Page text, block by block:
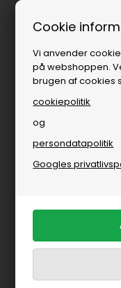
Cookie
Vi anvender
på webshoppen.
brugen af cookies
cookiepolitik
og
persondatapolitik
Googles